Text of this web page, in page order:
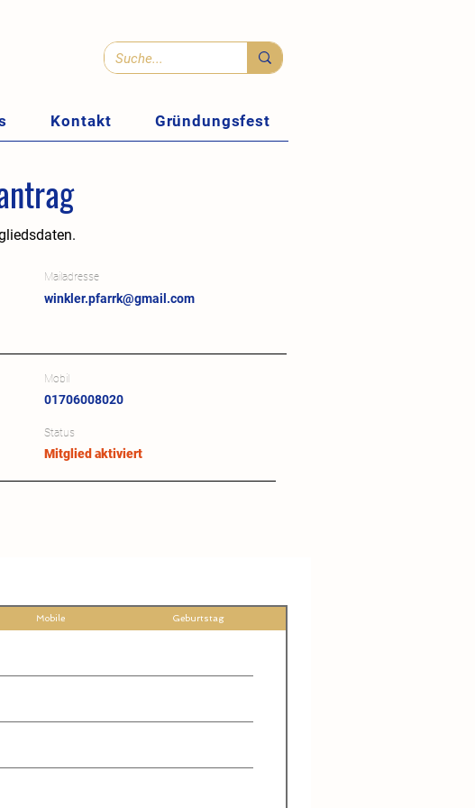
Kontakt Gründungsfest
winkler.pfarrk@gmail.com
01706008020
Mailadresse
Mobil
Mitglied aktiviert
Status
Mobile Geburtstag